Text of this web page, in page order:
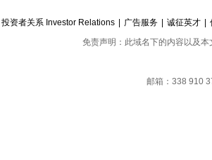
投资者关系 Investor Relations 广告服务 诚征英才
免责声明：此域名下的内容以及
邮箱：338 910